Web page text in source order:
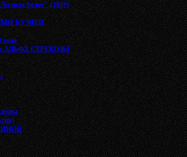
болот" (2010)
КУЗНЕЦ
года
АЛЬФА СТРЕКОЗЫ